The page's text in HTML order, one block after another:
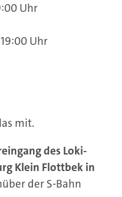
Uhr
Uhr
mit.
des Loki-
Klein Flottbek in
der S-Bahn